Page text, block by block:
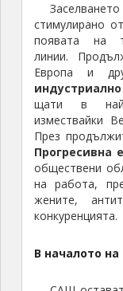
стимулирано
появата на
линии.
Европа и
щати в най-
измествайки
През
Прогресивна
обществени
на работа,
жените,
конкуренцията.
В началото на